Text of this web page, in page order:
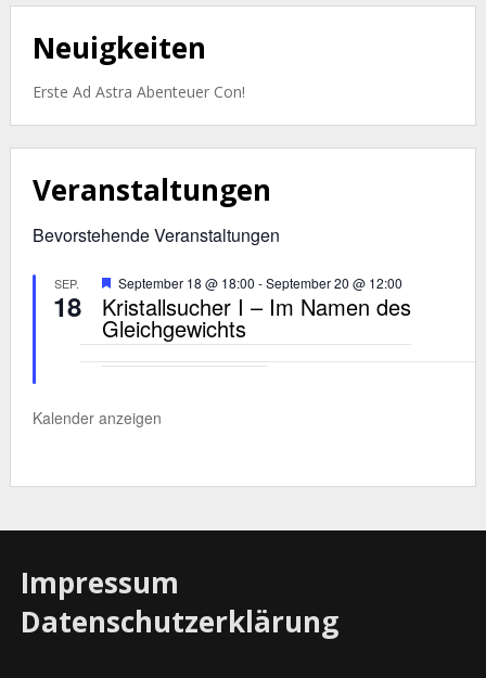
Neuigkeiten
Erste Ad Astra Abenteuer Con!
Veranstaltungen
Bevorstehende Veranstaltungen
SEP.
18
Hervorgehoben
September 18 @ 18:00 -September 20 @ 12:00
Kristallsucher I – Im Namen des
Gleichgewichts
Kalender anzeigen
Impressum
Datenschutzerklärung